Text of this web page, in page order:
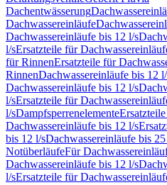
Dachentwässerung
Dachwassereinläufe
Dachwassereinläufe bis 12 l/s
l/sErsatzteile für
für RinnenErsatzteile für
RinnenDachwassereinläufe bis 12
Dachwassereinläufe bis 12 l/s
l/sErsatzteile für
l/sDampfsperrenelemente
Dachwassereinläufe bis 12 l/s
bis 12 l/sDachwassereinläufe bis
NotüberläufeFür
Dachwassereinläufe bis 12 l/s
l/sErsatzteile für